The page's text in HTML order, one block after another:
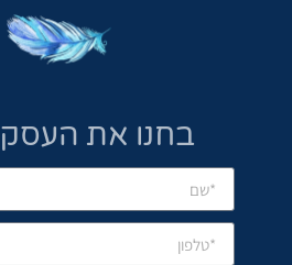
בחנו את העסק Online